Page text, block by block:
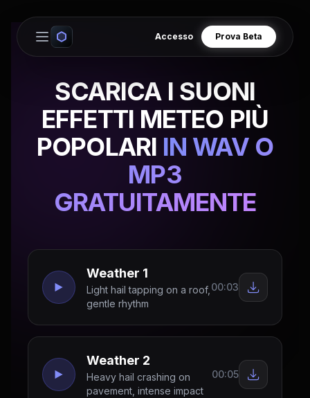
Open main menu
Accesso Prova Beta
SCARICA I SUONI
EFFETTI METEO PIÙ
POPOLARI IN WAV O
MP3
GRATUITAMENTE
Weather 1
Light hail tapping on a roof,
gentle rhythm
00:03
Weather 2
Heavy hail crashing on
pavement, intense impact
00:05